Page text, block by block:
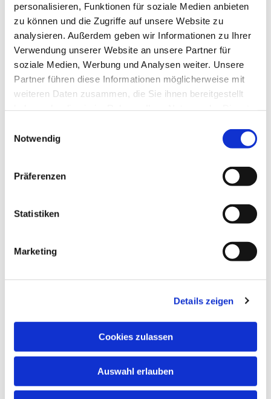
personalisieren, Funktionen für soziale Medien anbieten
zu können und die Zugriffe auf unsere Website zu
analysieren. Außerdem geben wir Informationen zu Ihrer
Verwendung unserer Website an unsere Partner für
soziale Medien, Werbung und Analysen weiter. Unsere
Partner führen diese Informationen möglicherweise mit
weiteren Daten zusammen, die Sie ihnen bereitgestellt
Notwendig
Präferenzen
Statistiken
Marketing
Details zeigen
Cookies zulassen
Auswahl erlauben
Einen Überblick über die Themen und die Prediger:innen
der einzelnen Sonntage finden Siehier auf unserer Extra-
Seite zur Sommerkircheim Bochumer Südwesten. Die
Sommerkirchengottesdienste feiern wir in unserer
Gemeinde im Jochen-Klepper-Haus Goldhamme, in der
Kirche Eppendorf, in der Lutherkirche Dahlhausen und in
der Matthäuskirche Weitmar sowie bei unseren
Nachbargemeinden in der Emmauskirche Weitmar-Mark
Dies könnte Sie auch interessieren